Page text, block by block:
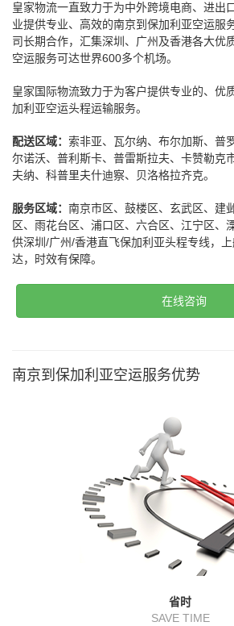
皇家物流一直致力于为中外跨境电商、进出
业提供专业、高效的南京到保加利亚空运服
司长期合作，汇集深圳、广州及香港各大优
空运服务可达世界600多个机场。
皇家国际物流致力于为客户提供专业的、优
加利亚空运头程运输服务。
配送区域： 索非亚、瓦尔纳、布尔加斯、普
尔诺沃、普利斯卡、普雷斯拉夫、卡赞勒克
夫纳、科普里夫什迪察、贝洛格拉齐克。
服务区域： 南京市区、鼓楼区、玄武区、建
区、雨花台区、浦口区、六合区、江宁区、
供深圳/广州/香港直飞保加利亚头程专线，
达，时效有保障。
在线咨询
南京到保加利亚空运服务优势
省时
SAVE TIME